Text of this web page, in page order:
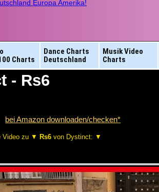
Charts
Dance Charts
Deutschland
Musik Video
Charts
- Rs6
bei Amazon downloaden/checken*
Video zu ▼ Rs6 von Dystinct: ▼